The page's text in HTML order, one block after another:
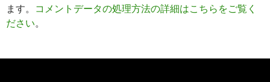
ます。
コメントデータの処理方法の詳細はこちらをご覧く
ださい